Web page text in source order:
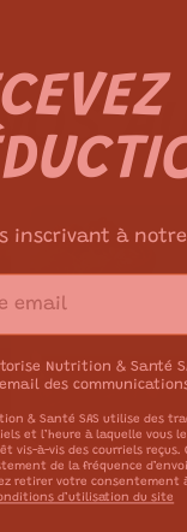
inscrivant à
Nutrition & Santé
des
& Santé SAS utilise des
et l’heure à laquelle vous
vis-à-vis des courriels
de la fréquence
retirer votre consentement
d’utilisation du site